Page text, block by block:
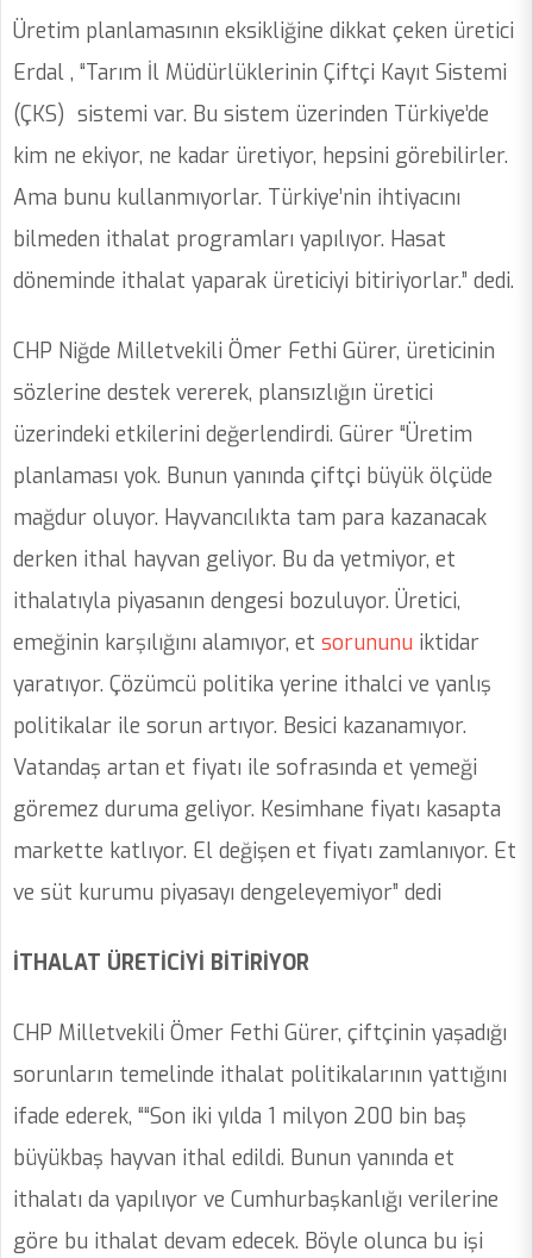
Üretim planlamasının eksikliğine dikkat çeken üretici
Erdal , “Tarım İl Müdürlüklerinin Çiftçi Kayıt Sistemi
(ÇKS) sistemi var. Bu sistem üzerinden Türkiye’de
kim ne ekiyor, ne kadar üretiyor, hepsini görebilirler.
Ama bunu kullanmıyorlar. Türkiye’nin ihtiyacını
bilmeden ithalat programları yapılıyor. Hasat
döneminde ithalat yaparak üreticiyi bitiriyorlar.” dedi.
CHP Niğde Milletvekili Ömer Fethi Gürer, üreticinin
sözlerine destek vererek, plansızlığın üretici
üzerindeki etkilerini değerlendirdi. Gürer “Üretim
planlaması yok. Bunun yanında çiftçi büyük ölçüde
mağdur oluyor. Hayvancılıkta tam para kazanacak
derken ithal hayvan geliyor. Bu da yetmiyor, et
ithalatıyla piyasanın dengesi bozuluyor. Üretici,
emeğinin karşılığını alamıyor, et sorununu iktidar
yaratıyor. Çözümcü politika yerine ithalci ve yanlış
politikalar ile sorun artıyor. Besici kazanamıyor.
Vatandaş artan et fiyatı ile sofrasında et yemeği
göremez duruma geliyor. Kesimhane fiyatı kasapta
markette katlıyor. El değişen et fiyatı zamlanıyor. Et
ve süt kurumu piyasayı dengeleyemiyor” dedi
İTHALAT ÜRETİCİYİ BİTİRİYOR
CHP Milletvekili Ömer Fethi Gürer, çiftçinin yaşadığı
sorunların temelinde ithalat politikalarının yattığını
ifade ederek, ““Son iki yılda 1 milyon 200 bin baş
büyükbaş hayvan ithal edildi. Bunun yanında et
ithalatı da yapılıyor ve Cumhurbaşkanlığı verilerine
göre bu ithalat devam edecek. Böyle olunca bu işi